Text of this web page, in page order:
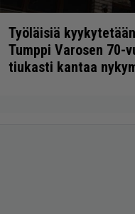
Työläisiä
Tumppi Varosen 70-
tiukasti kantaa